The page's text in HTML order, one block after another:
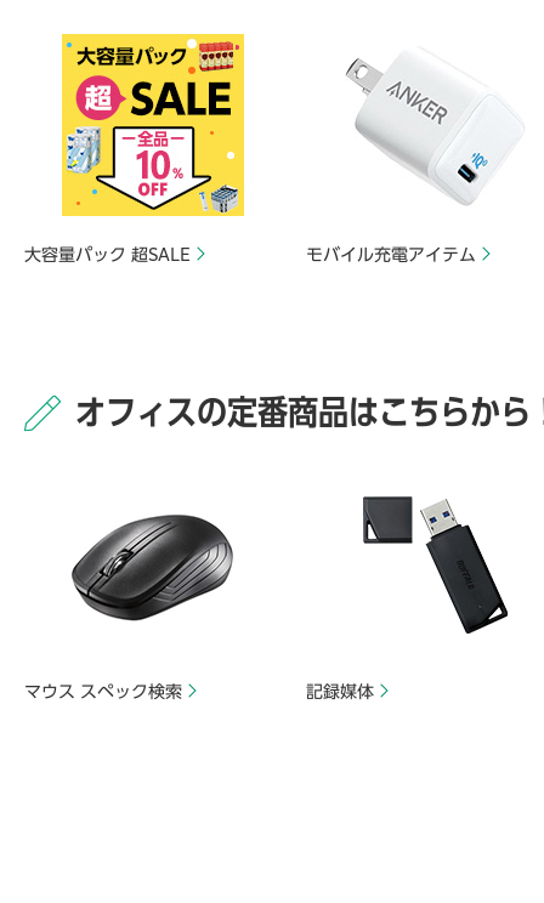
大容量パック 超SALE モバイル充電アイテム
オフィスの定番商品はこちらから
マウス スペック検索 記録媒体